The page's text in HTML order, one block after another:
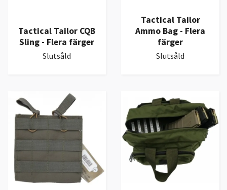
Tactical Tailor CQB
Sling - Flera färger
Slutsåld
Tactical Tailor
Ammo Bag - Flera
färger
Slutsåld